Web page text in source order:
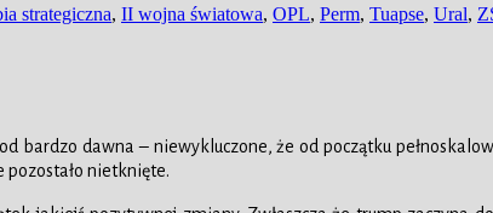
strategiczna, II wojna światowa, OPL, Perm, Tuapse, Ural,
bardzo dawna – niewykluczone, że od początku
pozostało nietknięte.